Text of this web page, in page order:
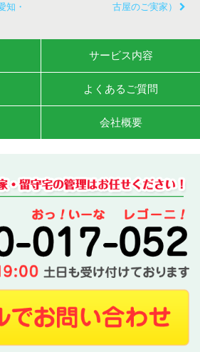
知・
古屋のご実家）
サービス内容
よくあるご質問
会社概要